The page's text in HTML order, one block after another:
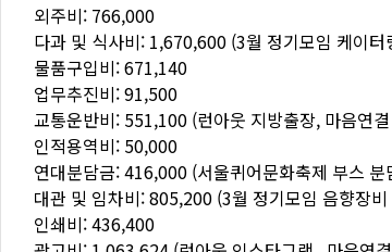
외주비: 766,000
다과 및 식사비: 1,670,600 (3월 정기모임 케이터
물품구입비: 671,140
업무추진비: 91,500
교통운반비: 551,100 (런아웃 지방출장, 마음연
인적용역비: 50,000
연대분담금: 416,000 (서울퀴어문화축제 부스 분
대관 및 임차비: 805,200 (3월 정기모임 음향장
인쇄비: 436,400